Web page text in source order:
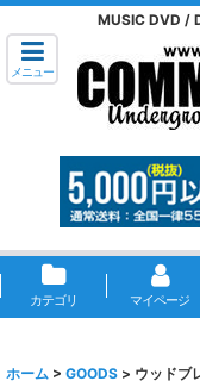
MUSIC DVD /
メニュー
カテゴリ マイページ
ホーム > GOODS > ウッド